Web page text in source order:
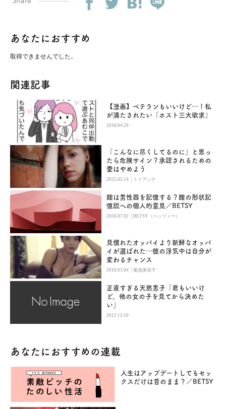
あなたにおすすめ
取得できませんでした。
関連記事
【漫画】ベテランもいいけど…！私
が満たされたい「ホスト三大欲求」
2018.04.20
「こんなに尽くしてるのに」と思っ
たら危険サイン？承認されるための
愛はやめよう
2025.05.14 | トイアンナ
腟は男性器を記憶する？膣の形状記
憶説への個人的意見／BETSY
2026.07.02 |BETSY（ベッツィー）
見慣れたオッパイより新鮮なオッパ
イが選ばれた…彼の浮気中は自分が
変わるチャンス
2016.01.04 |菊池美佳子
正直すぎる天然男子「君もいいけ
ど、他の女の子を見てから決めた
い」
2012.11.10
あなたにおすすめの連載
人生はアップデートしてもセッ
クスだけは昔のまま？／BETSY